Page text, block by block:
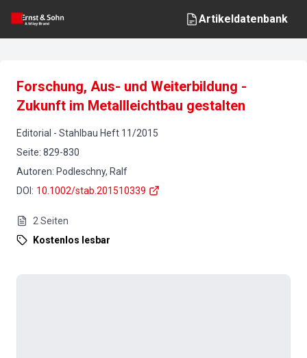
Artikeldatenbank
Forschung, Aus- und Weiterbildung -
Zukunft im Metallleichtbau gestalten
Editorial - Stahlbau Heft 11/2015
Seite: 829-830
Autoren: Podleschny, Ralf
DOI : 10.1002/stab.201510339
2 Seiten
Kostenlos lesbar